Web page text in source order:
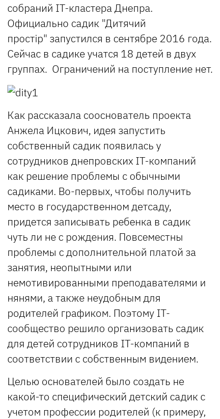
собраний IT-кластера Днепра.
Официально садик "Дитячий
простір" запустился в сентябре 2016 года.
Сейчас в садике учатся 18 детей в двух
группах. Ограничений на поступление нет.
Как рассказала сооснователь проекта
Анжела Ицкович, идея запустить
собственный садик появилась у
сотрудников днепровских IT-компаний
как решение проблемы с обычными
садиками. Во-первых, чтобы получить
место в государственном детсаду,
придется записывать ребенка в садик
чуть ли не с рождения. Повсеместны
проблемы с дополнительной платой за
занятия, неопытными или
немотивированными преподавателями и
нянями, а также неудобным для
родителей графиком. Поэтому IT-
сообщество решило организовать садик
для детей сотрудников IT-компаний в
соответствии с собственным видением.
Целью основателей было создать не
какой-то специфический детский садик с
учетом профессии родителей (к примеру,